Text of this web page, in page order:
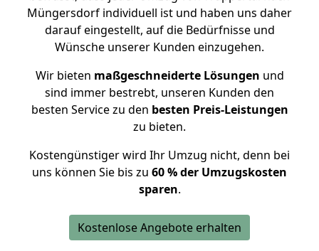
Müngersdorf individuell ist und haben uns daher
darauf eingestellt, auf die Bedürfnisse und
Wünsche unserer Kunden einzugehen.
Wir bieten maßgeschneiderte Lösungen und
sind immer bestrebt, unseren Kunden den
besten Service zu den besten Preis-Leistungen
zu bieten.
Kostengünstiger wird Ihr Umzug nicht, denn bei
uns können Sie bis zu 60 % der Umzugskosten
sparen.
Kostenlose Angebote erhalten